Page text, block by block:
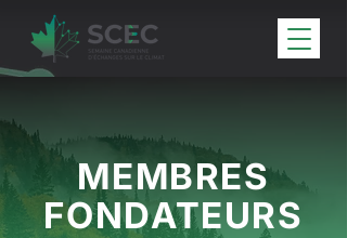
MEMBRES
FONDATEURS